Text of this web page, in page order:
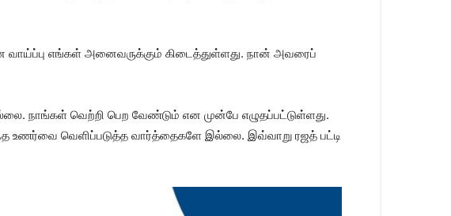
வாய்ப்பு எங்​கள் அனை​வருக்​கும் கிடைத்​துள்​ளது. நான் அவரைப்
நாங்​கள் வெற்றி பெற வேண்​டும் என முன்பே எழுதப்​பட்​டுள்​ளது.
உணர்​வை வெளிப்​படுத்​த வார்த்தைகளே இல்​லை. இவ்​வாறு ரஜத்​ பட்​டி​